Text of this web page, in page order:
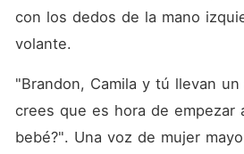
con los dedos de la mano
volante.
"Brandon, Camila y tú llevan un
crees que es hora de empezar
bebé?". Una voz de mujer